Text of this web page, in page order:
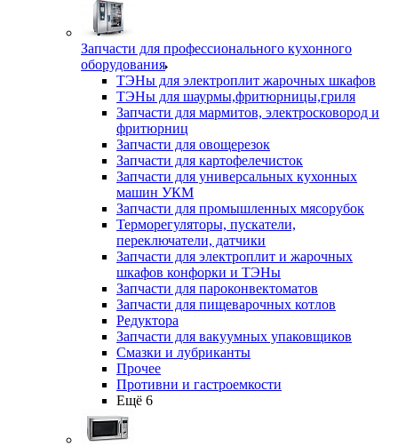
Запчасти для профессионального кухонного
оборудования
ТЭНы для электроплит жарочных шкафов
ТЭНы для шаурмы,фритюрницы,гриля
Запчасти для мармитов, электросковород и
фритюрниц
Запчасти для овощерезок
Запчасти для картофелечисток
Запчасти для универсальных кухонных
машин УКМ
Запчасти для промышленных мясорубок
Терморегуляторы, пускатели,
переключатели, датчики
Запчасти для электроплит и жарочных
шкафов конфорки и ТЭНы
Запчасти для пароконвектоматов
Запчасти для пищеварочных котлов
Редуктора
Запчасти для вакуумных упаковщиков
Смазки и лубриканты
Прочее
Противни и гастроемкости
Ещё 6